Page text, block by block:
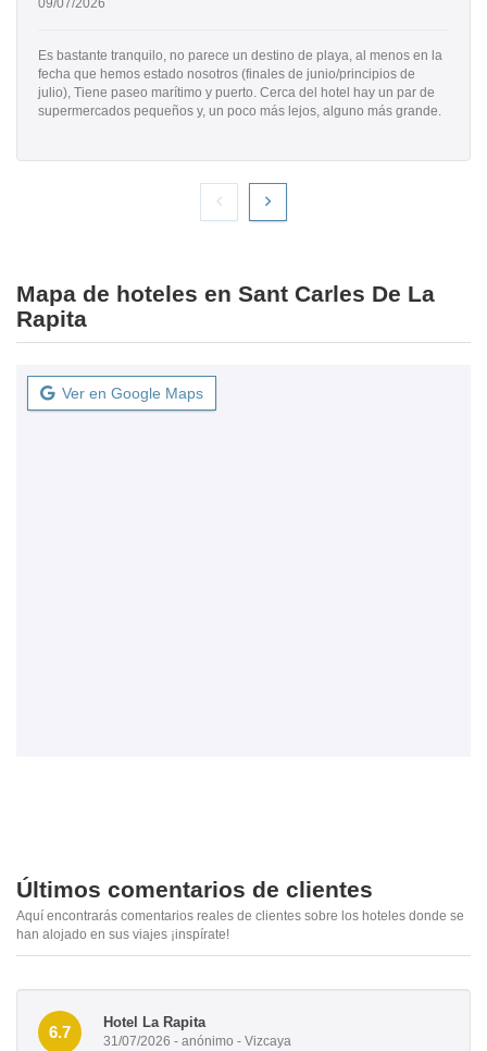
09/07/2026
Es bastante tranquilo, no parece un destino de playa, al menos en la
fecha que hemos estado nosotros (finales de junio/principios de
julio), Tiene paseo marítimo y puerto. Cerca del hotel hay un par de
supermercados pequeños y, un poco más lejos, alguno más grande.
Mapa de hoteles en Sant Carles De La
Rapita
Ver en Google Maps
Últimos comentarios de clientes
Aquí encontrarás comentarios reales de clientes sobre los hoteles donde se
han alojado en sus viajes ¡inspírate!
6.7
Hotel La Rapita
31/07/2026 - anónimo - Vizcaya